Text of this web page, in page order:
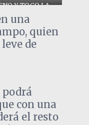
Y TOCO LA
una
quien
de
con una
el resto